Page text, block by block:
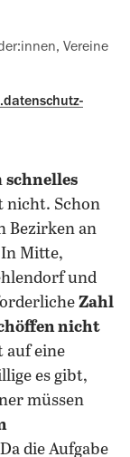
Vereine
schnelles
nicht. Schon
Bezirken an
Mitte,
und
Zahl
nicht
auf eine
es gibt,
müssen
die Aufgabe